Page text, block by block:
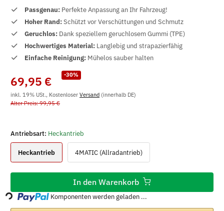
Passgenau: Perfekte Anpassung an Ihr Fahrzeug!
Hoher Rand:Schützt vor Verschüttungen und Schmutz
Geruchlos: Dank speziellem geruchlosem Gummi (TPE)
Hochwertiges Material: Langlebig und strapazierfähig
Einfache Reinigung: Mühelos sauber halten
-30%
69,95 €
inkl. 19% USt., Kostenloser Versand (innerhalb DE)
Alter Preis: 99,95 €
Antriebsart: Heckantrieb
Heckantrieb 4MATIC (Allradantrieb)
In den Warenkorb
Loading... Komponenten werden geladen ...